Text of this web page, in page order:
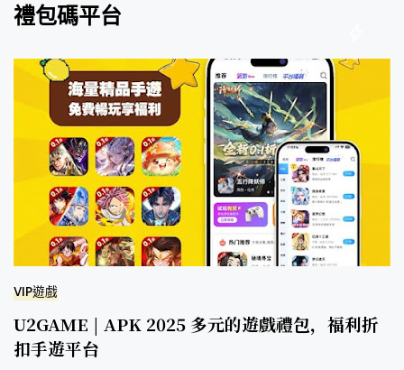
禮包碼平台
VIP遊戲
U2GAME | APK 2025 多元的遊戲禮包，福利折
扣手遊平台